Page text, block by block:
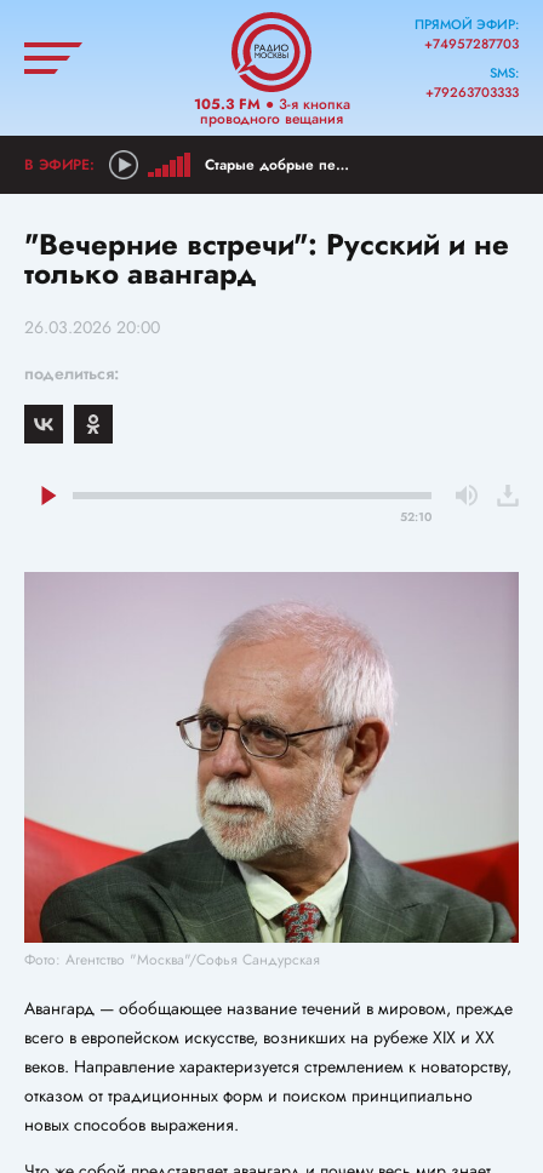
105.3 FM● 3-я кнопка
проводного вещания
ПРЯМОЙ ЭФИР:
+74957287703
SMS:
+79263703333
Старые добрые песни
"Вечерние встречи": Русский и не
только авангард
26.03.2026 20:00
поделиться:
52:10
Фото: Агентство "Москва"/Софья Сандурская
Авангард — обобщающее название течений в мировом, прежде
всего в европейском искусстве, возникших на рубеже XIX и XX
веков. Направление характеризуется стремлением к новаторству,
отказом от традиционных форм и поиском принципиально
новых способов выражения.